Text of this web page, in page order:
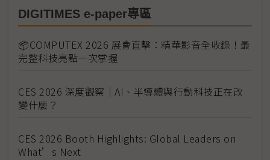
DIGITIMES e-paper專區
📦COMPUTEX 2026 展會直擊：精華影音全收錄！最
完整科技亮點一次掌握
CES 2026 深度觀察｜AI、半導體與行動科技正在改
變什麼？
CES 2026 Booth Highlights: Global Leaders on
What’s Next